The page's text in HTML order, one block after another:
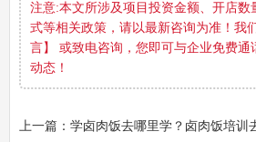
注意:本文所涉及项目投资金额、开店数
式等相关政策，请以最新咨询为准！我
言】 或致电咨询，您即可与企业免费通
动态！
上一篇：学卤肉饭去哪里学？卤肉饭培训